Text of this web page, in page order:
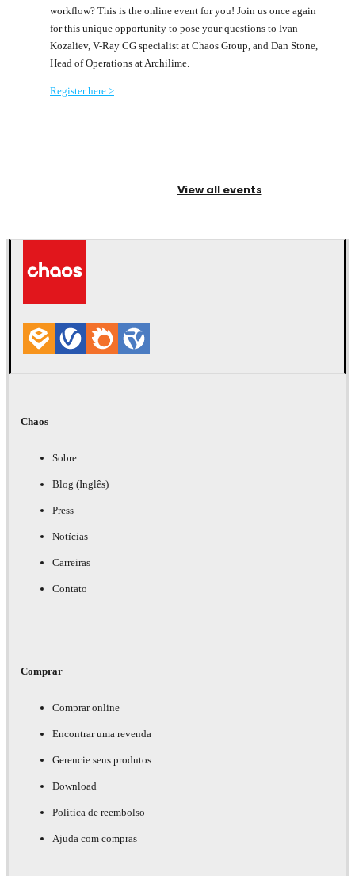
workflow? This is the online event for you! Join us once again
for this unique opportunity to pose your questions to Ivan
Kozaliev, V-Ray CG specialist at Chaos Group, and Dan Stone,
Head of Operations at Archilime.
Register here >
View all events
Chaos
Sobre
Blog (Inglês)
Press
Notícias
Carreiras
Contato
Comprar
Comprar online
Encontrar uma revenda
Gerencie seus produtos
Download
Política de reembolso
Ajuda com compras